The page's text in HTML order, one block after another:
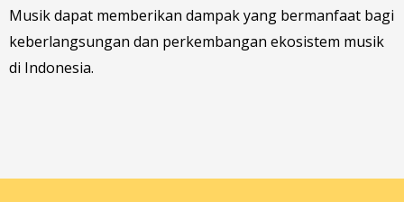
Musik dapat memberikan dampak yang bermanfaat bagi
keberlangsungan dan perkembangan ekosistem musik
di Indonesia.